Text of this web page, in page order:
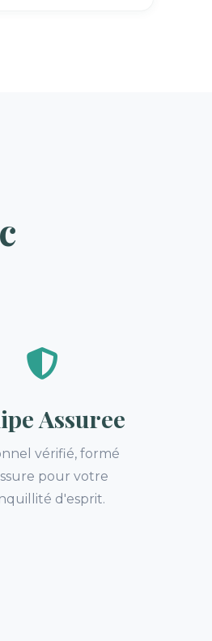
Assuree
vérifié, formé
pour votre
d'esprit.